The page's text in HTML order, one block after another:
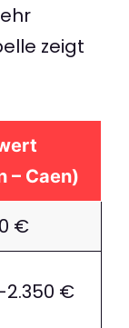
zeigt
– Caen)
€
€